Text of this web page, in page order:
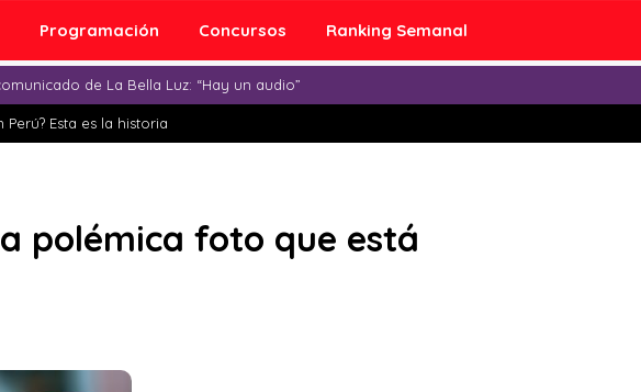
Programación Concursos Ranking Semanal
de La Bella Luz: “Hay un audio”
Esta es la historia
polémica foto que está